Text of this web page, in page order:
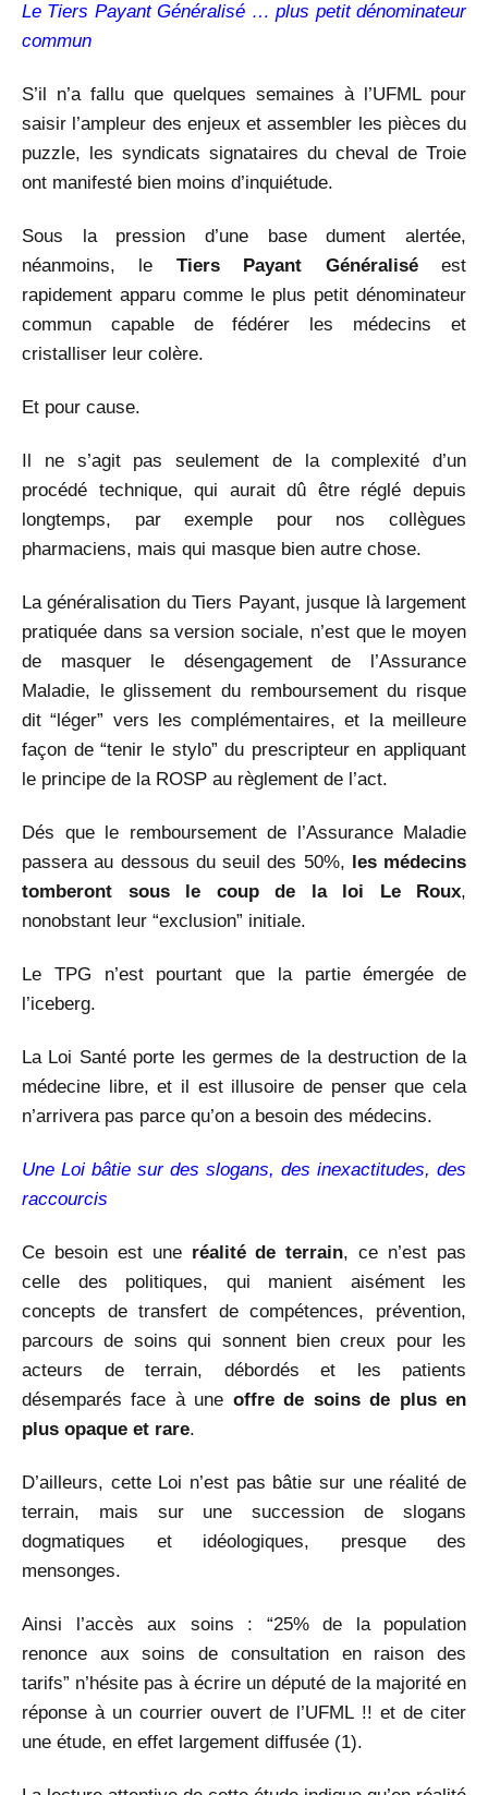
Le Tiers Payant Généralisé … plus petit dénominateur
commun
S’il n’a fallu que quelques semaines à l’UFML pour
saisir l’ampleur des enjeux et assembler les pièces du
puzzle, les syndicats signataires du cheval de Troie
ont manifesté bien moins d’inquiétude.
Sous la pression d’une base dument alertée,
néanmoins, le Tiers Payant Généraliséest
rapidement apparu comme le plus petit dénominateur
commun capable de fédérer les médecins et
cristalliser leur colère.
Et pour cause.
Il ne s’agit pas seulement de la complexité d’un
procédé technique, qui aurait dû être réglé depuis
longtemps, par exemple pour nos collègues
pharmaciens, mais qui masque bien autre chose.
La généralisation du Tiers Payant, jusque là largement
pratiquée dans sa version sociale, n’est que le moyen
de masquer le désengagement de l’Assurance
Maladie, le glissement du remboursement du risque
dit “léger” vers les complémentaires, et la meilleure
façon de “tenir le stylo” du prescripteur en appliquant
le principe de la ROSP au règlement de l’act.
Dés que le remboursement de l’Assurance Maladie
passera au dessous du seuil des 50%, les médecins
tomberont sous le coup de la loi Le Roux,
nonobstant leur “exclusion” initiale.
Le TPG n’est pourtant que la partie émergée de
l’iceberg.
La Loi Santé porte les germes de la destruction de la
médecine libre, et il est illusoire de penser que cela
n’arrivera pas parce qu’on a besoin des médecins.
Une Loi bâtie sur des slogans, des inexactitudes, des
raccourcis
Ce besoin est une réalité de terrain, ce n’est pas
celle des politiques, qui manient aisément les
concepts de transfert de compétences, prévention,
parcours de soins qui sonnent bien creux pour les
acteurs de terrain, débordés et les patients
désemparés face à une offre de soins de plus en
plus opaque et rare.
D’ailleurs, cette Loi n’est pas bâtie sur une réalité de
terrain, mais sur une succession de slogans
dogmatiques et idéologiques, presque des
mensonges.
Ainsi l’accès aux soins : “25% de la population
renonce aux soins de consultation en raison des
tarifs” n’hésite pas à écrire un député de la majorité en
réponse à un courrier ouvert de l’UFML !! et de citer
une étude, en effet largement diffusée (1).